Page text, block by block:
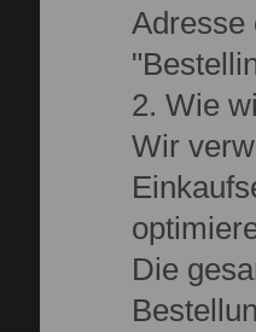
Adresse
2. Wie
Wir
Die